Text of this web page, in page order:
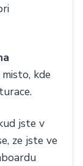
kde
jste v
ze jste ve